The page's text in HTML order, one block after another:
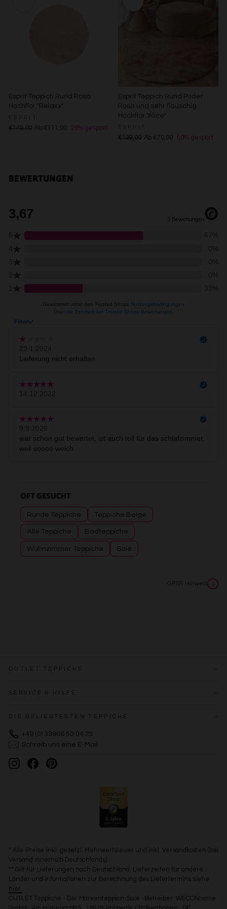
Esprit Teppich Rund Rosa
Hochflor "Relaxx"
€149,00 Ab €111,00 26% gespart
Esprit Teppich Rund Puder
Rosa und sehr flauschig
Hochflor "Alice"
€139,00 Ab €70,00 50% gespart
BEWERTUNGEN
OFT GESUCHT
Runde Teppiche Teppiche Beige
Alle Teppiche Badteppiche
Wohnzimmer Teppiche Sale
GPSR Hinweis i
OUTLET TEPPICHE
SERVICE & HILFE
DIE BELIEBTESTEN TEPPICHE
+49 (0) 33986 50 04 25
Schreib uns eine E-Mail
InstagramFacebookPinterest
* Alle Preise inkl. gesetzl. Mehrwertsteuer und inkl. Versandkosten (bei
Versand innerhalb Deutschlands).
** Gilt für Lieferungen nach Deutschland. Lieferzeiten für andere
Länder und Informationen zur Berechnung des Liefertermins siehe
hier.
OUTLET Teppiche - Der Markenteppich-Sale · Betreiber: WECONhome
Verwendung reduzierter Daten zur Auswahl von
Analyse von Zielgruppen durch Statistiken oder
Kombinationen von Daten aus verschiedenen Quellen
Entwicklung und Verbesserung der Angebote
Verwendung reduzierter Daten zur Auswahl von Inhalten